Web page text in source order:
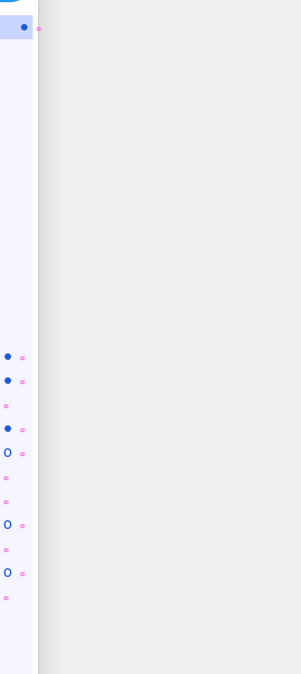
☼
●
☼
●
☼
●
☼
☼
●
☼
o
☼
☼
☼
o
☼
☼
o
☼